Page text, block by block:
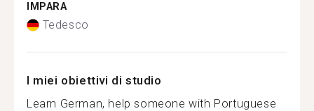
IMPARA
Tedesco
I miei obiettivi di studio
Learn German, help someone with Portuguese